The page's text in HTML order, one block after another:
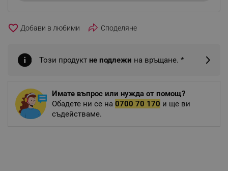
favorite_border Споделяне
Този продукт не подлежи на връщане. *
Имате въпрос или нужда от помощ?
Обадете ни се на 0700 70 170 и ще ви
съдействаме.